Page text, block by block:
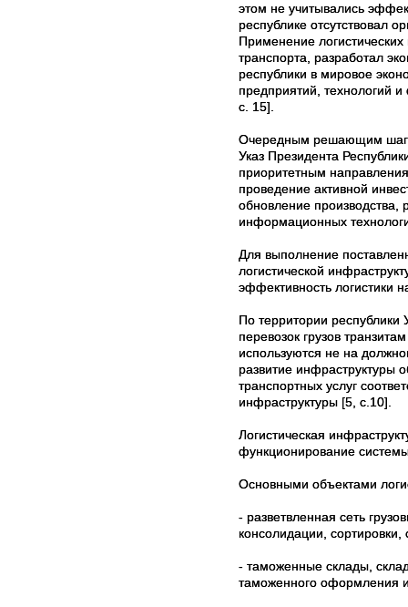
этом не учитывались
республике отсутствовал
Применение
транспорта, разработал
республики в мировое
предприятий, технологий
c . 15].
Очередным решающим
Указ Президента
приоритетным
проведение активной
обновление производства,
информационных
Для выполнение
логистической
эффективность логистики
По территории республики
перевозок грузов
используются не на
развитие инфраструктуры
транспортных услуг
инфраструктуры [5, с.10]
Логистическая
функционирование
Основными объектами
- разветвленная сеть
консолидации, сортировки,
- таможенные склады,
таможенного оформления